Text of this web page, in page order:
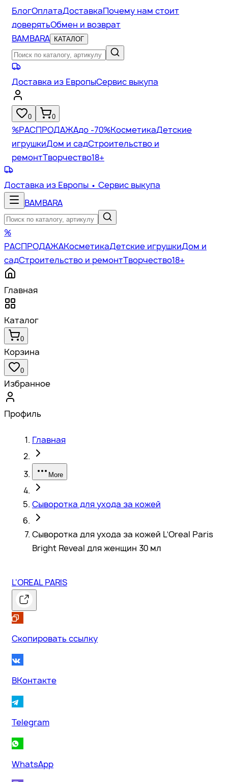
БлогОплатаДоставкаПочему нам стоит
доверятьОбмен и возврат
BAMBARA
КАТАЛОГ
Доставка из ЕвропыСервис выкупа
0 0
%РАСПРОДАЖАдо -70%КосметикаДетские
игрушкиДом и садСтроительство и
ремонтТворчество18+
Доставка из Европы • Сервис выкупа
BAMBARA
%
РАСПРОДАЖАКосметикаДетские игрушкиДом и
садСтроительство и ремонтТворчество18+
Главная
Каталог
0
Корзина
0
Избранное
Профиль
Главная
More
Сыворотка для ухода за кожей
Сыворотка для ухода за кожей L’Oreal Paris
Bright Reveal для женщин 30 мл
L'OREAL PARIS
Скопировать ссылку
ВКонтакте
Telegram
WhatsApp